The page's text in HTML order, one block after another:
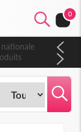
0